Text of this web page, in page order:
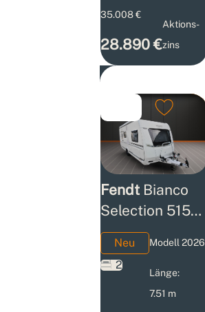
35.008 €
28.890 €
Aktions­
zins
Fendt Bianco
Selection 515
SKM
Burmeister
Edition 2026
Neu
2
Modell 2026
Länge:
7.51 m